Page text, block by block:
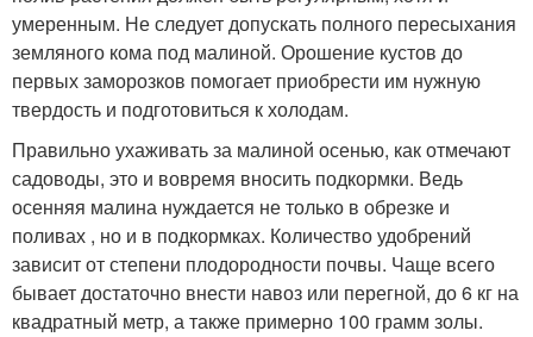
умеренным. Не следует допускать полного пересыхания
земляного кома под малиной. Орошение кустов до
первых заморозков помогает приобрести им нужную
твердость и подготовиться к холодам.
Правильно ухаживать за малиной осенью, как отмечают
садоводы, это и вовремя вносить подкормки. Ведь
осенняя малина нуждается не только в обрезке и
поливах , но и в подкормках. Количество удобрений
зависит от степени плодородности почвы. Чаще всего
бывает достаточно внести навоз или перегной, до 6 кг на
квадратный метр, а также примерно 100 грамм золы.